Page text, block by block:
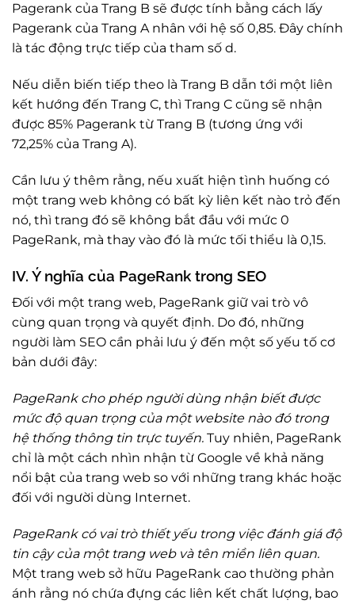
Pagerank của Trang B sẽ được tính bằng cách lấy
Pagerank của Trang A nhân với hệ số 0,85. Đây chính
là tác động trực tiếp của tham số d.
Nếu diễn biến tiếp theo là Trang B dẫn tới một liên
kết hướng đến Trang C, thì Trang C cũng sẽ nhận
được 85% Pagerank từ Trang B (tương ứng với
72,25% của Trang A).
Cần lưu ý thêm rằng, nếu xuất hiện tình huống có
một trang web không có bất kỳ liên kết nào trỏ đến
nó, thì trang đó sẽ không bắt đầu với mức 0
PageRank, mà thay vào đó là mức tối thiểu là 0,15.
IV. Ý nghĩa của PageRank trong SEO
Đối với một trang web, PageRank giữ vai trò vô
cùng quan trọng và quyết định. Do đó, những
người làm SEO cần phải lưu ý đến một số yếu tố cơ
bản dưới đây:
PageRank cho phép người dùng nhận biết được
mức độ quan trọng của một website nào đó trong
hệ thống thông tin trực tuyến. Tuy nhiên, PageRank
chỉ là một cách nhìn nhận từ Google về khả năng
nổi bật của trang web so với những trang khác hoặc
đối với người dùng Internet.
PageRank có vai trò thiết yếu trong việc đánh giá độ
tin cậy của một trang web và tên miền liên quan.
Một trang web sở hữu PageRank cao thường phản
ánh rằng nó chứa đựng các liên kết chất lượng, bao